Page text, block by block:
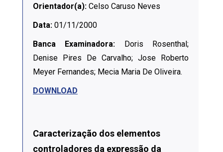
Orientador(a): Celso Caruso Neves
Data: 01/11/2000
Banca Examinadora: Doris Rosenthal;
Denise Pires De Carvalho; Jose Roberto
Meyer Fernandes; Mecia Maria De Oliveira.
DOWNLOAD
Caracterização dos elementos
controladores da expressão da